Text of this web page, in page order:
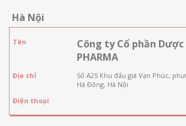
Hà Nội
Tên
Công ty Cổ phần Dược
PHARMA
Địa chỉ
Số A25 Khu đấu giá Vạn Phúc,
Hà Đông, Hà Nội
Điện thoại